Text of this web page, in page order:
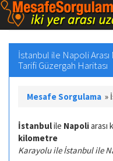
İstanbul ile Napoli
Tarifi Güzergah Haritası
Mesafe Sorgulama »
İstanbulile Napoliarası
kilometre
Karayolu ile İstanbul ile